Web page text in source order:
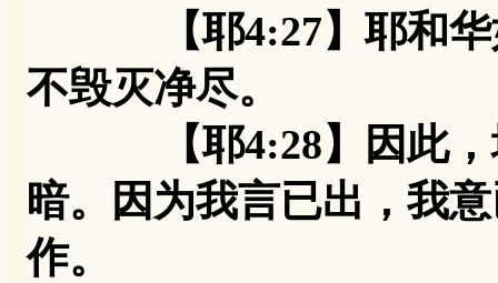
【耶4:27】耶和华如
不毁灭净尽。
【耶4:28】因此，地
暗。因为我言已出，我
作。